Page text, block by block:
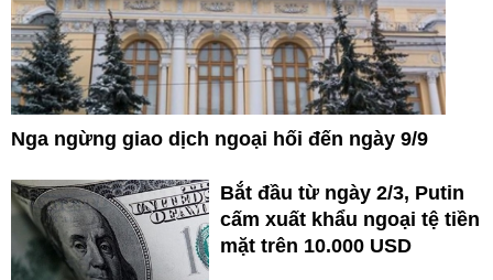
Nga ngừng giao dịch ngoại hối đến ngày 9/9
Bắt đầu từ ngày 2/3, Putin
cấm xuất khẩu ngoại tệ tiền
mặt trên 10.000 USD